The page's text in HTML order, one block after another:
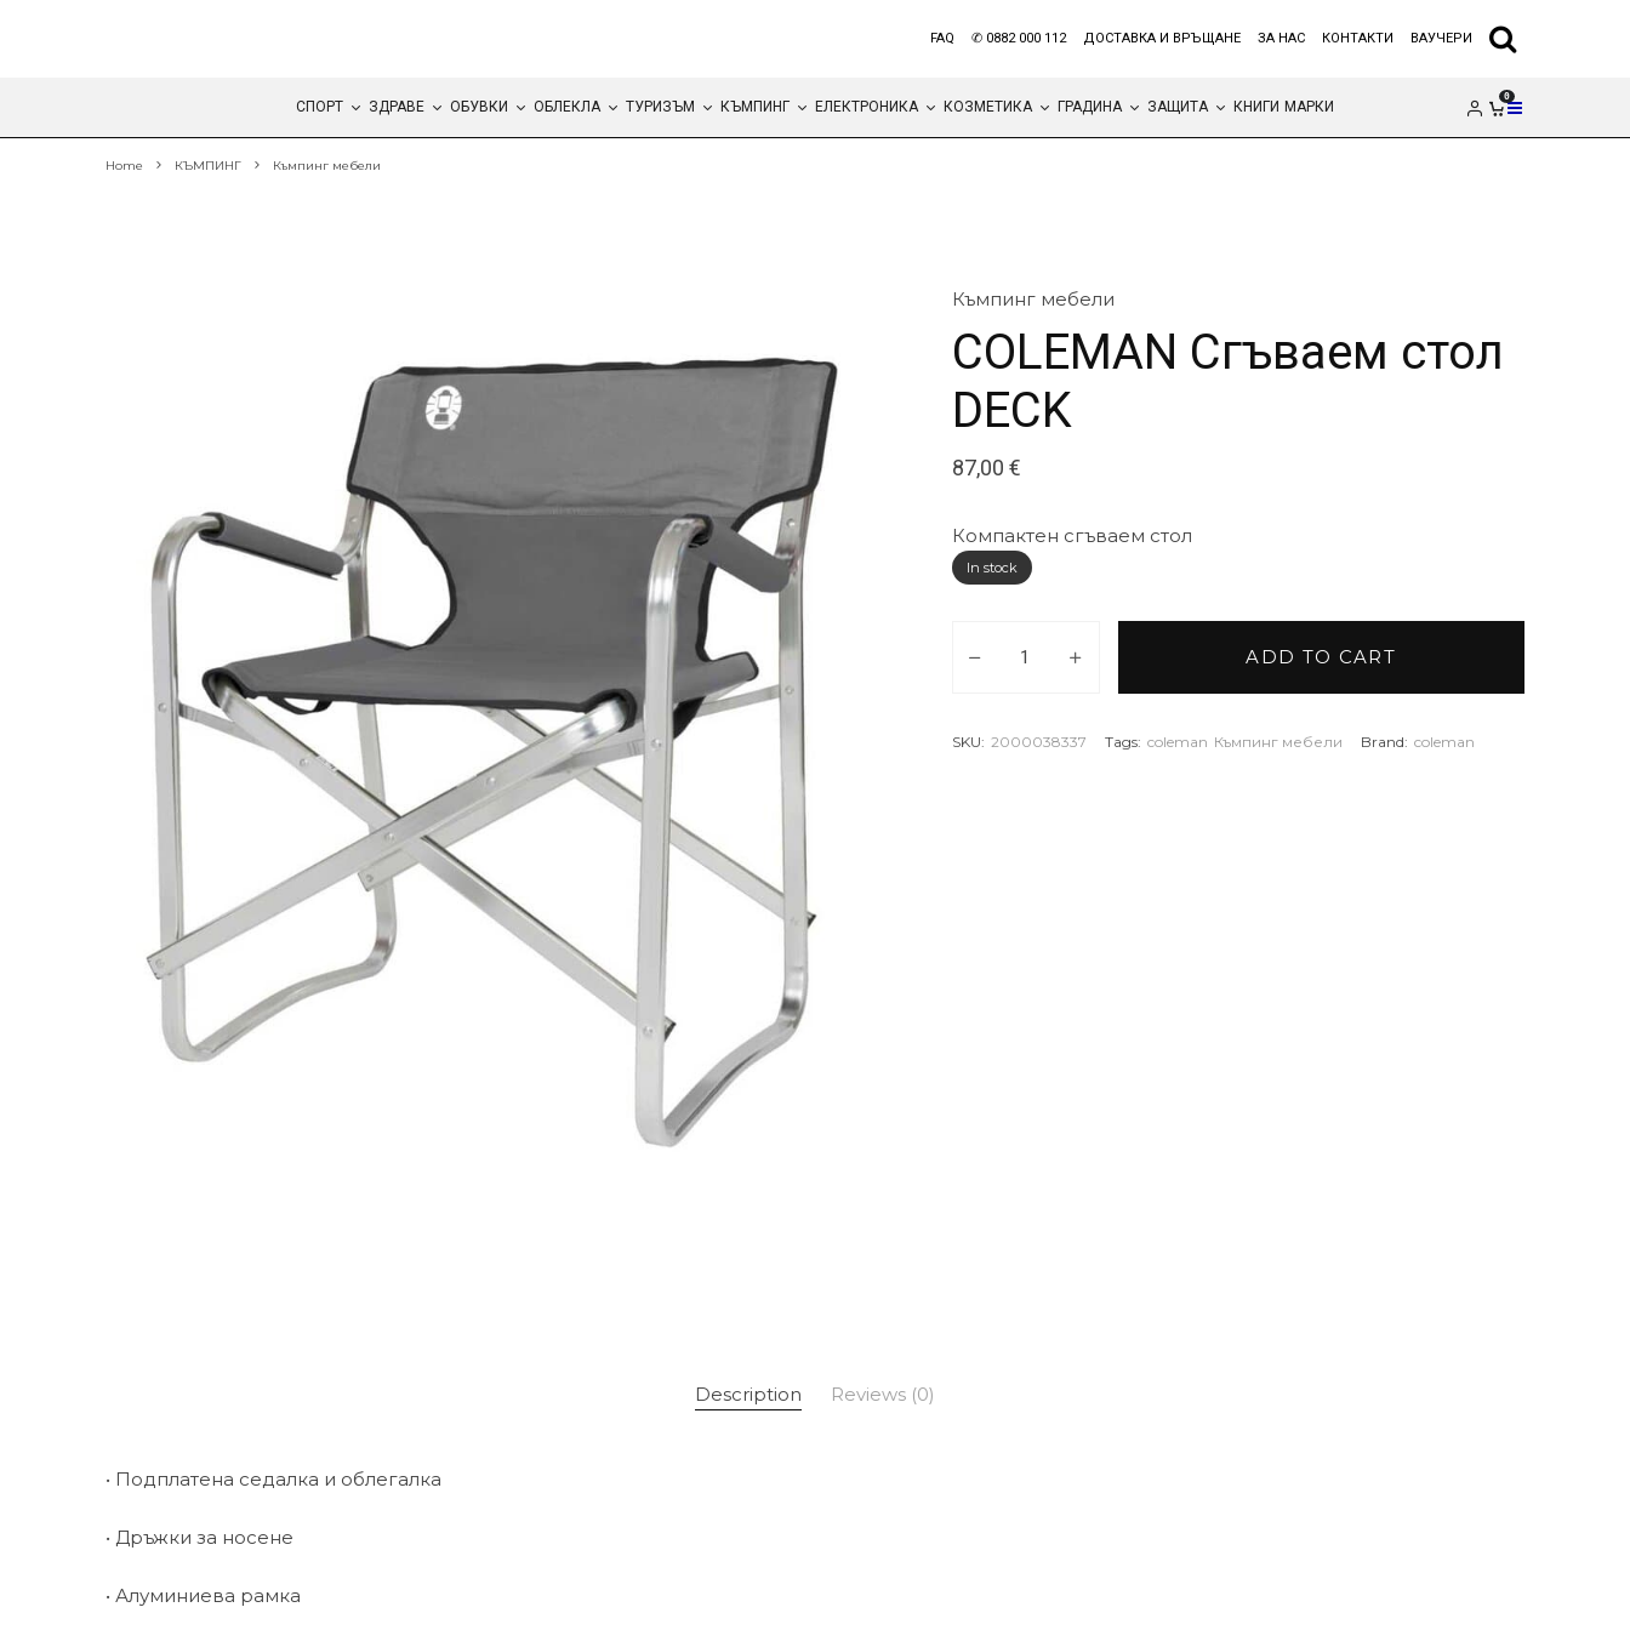
FAQ ✆ 0882 000 112 ДОСТАВКА И ВРЪЩАНЕ ЗА НАС КОНТАКТИ ВАУЧЕРИ
СПОРТ ЗДРАВЕ ОБУВКИ ОБЛЕКЛА ТУРИЗЪМ КЪМПИНГ ЕЛЕКТРОНИКА КОЗМЕТИКА ГРАДИНА ЗАЩИТА КНИГИ МАРКИ
0
Home КЪМПИНГ Къмпинг мебели
Къмпинг мебели
COLEMAN Сгъваем стол
DECK
87,00 €
Компактен сгъваем стол
In stock
COLEMAN Сгъваем стол DECK quantity
ADD TO CART
SKU: 2000038337 Tags: coleman Къмпинг мебели Brand: coleman
Description Reviews (0)
• Подплатена седалка и облегалка
• Дръжки за носене
• Алуминиева рамка